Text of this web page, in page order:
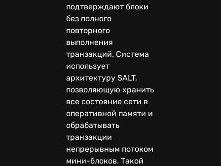
подтверждают блоки
без полного
повторного
выполнения
транзакций. Система
использует
архитектуру SALT,
позволяющую хранить
все состояние сети в
оперативной памяти и
обрабатывать
транзакции
непрерывным потоком
мини-блоков. Такой